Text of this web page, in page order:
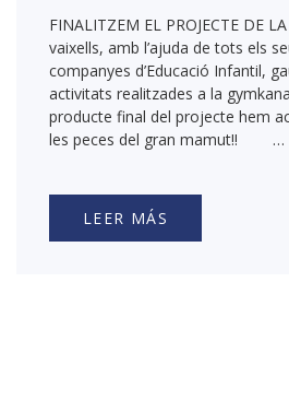
FINALITZEM EL PROJECTE DE
vaixells, amb l’ajuda de tots els
companyes d’Educació Infantil,
activitats realitzades a la
producte final del projecte hem
les peces del gran mamut!! …
LEER MÁS